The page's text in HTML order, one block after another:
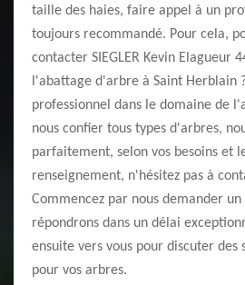
taille des haies, faire appel à un
toujours recommandé. Pour cela,
contacter SIEGLER Kevin Elagueur
l'abattage d'arbre à Saint Herblain
professionnel dans le domaine de
nous confier tous types d'arbres,
parfaitement, selon vos besoins et
renseignement, n'hésitez pas à
Commencez par nous demander un
répondrons dans un délai
ensuite vers vous pour discuter des
pour vos arbres.